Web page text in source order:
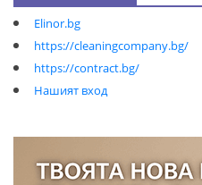
Elinor.bg
https://cleaningcompany.bg/
https://contract.bg/
Нашият вход